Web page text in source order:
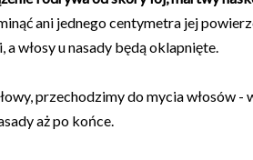
ani jednego centymetra jej
a włosy u nasady będą oklapnięte.
przechodzimy do mycia włosów -
aż po końce.